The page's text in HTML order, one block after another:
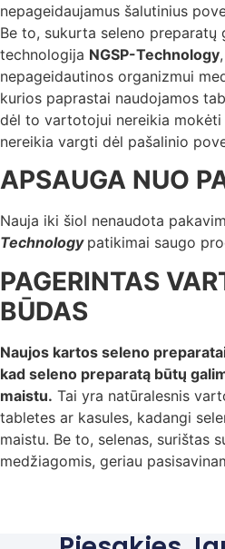
nepageidaujamus šalutinius
Be to, sukurta seleno preparatų
technologija NGSP-Technology
nepageidautinos organizmui
kurios paprastai naudojamos
dėl to vartotojui nereikia
nereikia vargti dėl pašalinio
APSAUGA NUO
Nauja iki šiol nenaudota
Technology patikimai saugo
PAGERINTAS
BŪDAS
Naujos kartos seleno
kad seleno preparatą būtų
maistu. Tai yra natūralesnis
tabletes ar kasules, kadangi
maistu. Be to, selenas, surištas
medžiagomis, geriau